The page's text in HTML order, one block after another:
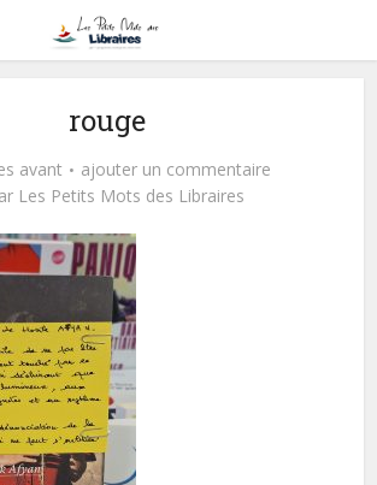
rouge
avant
ajouter un commentaire
Les Petits Mots des Libraires